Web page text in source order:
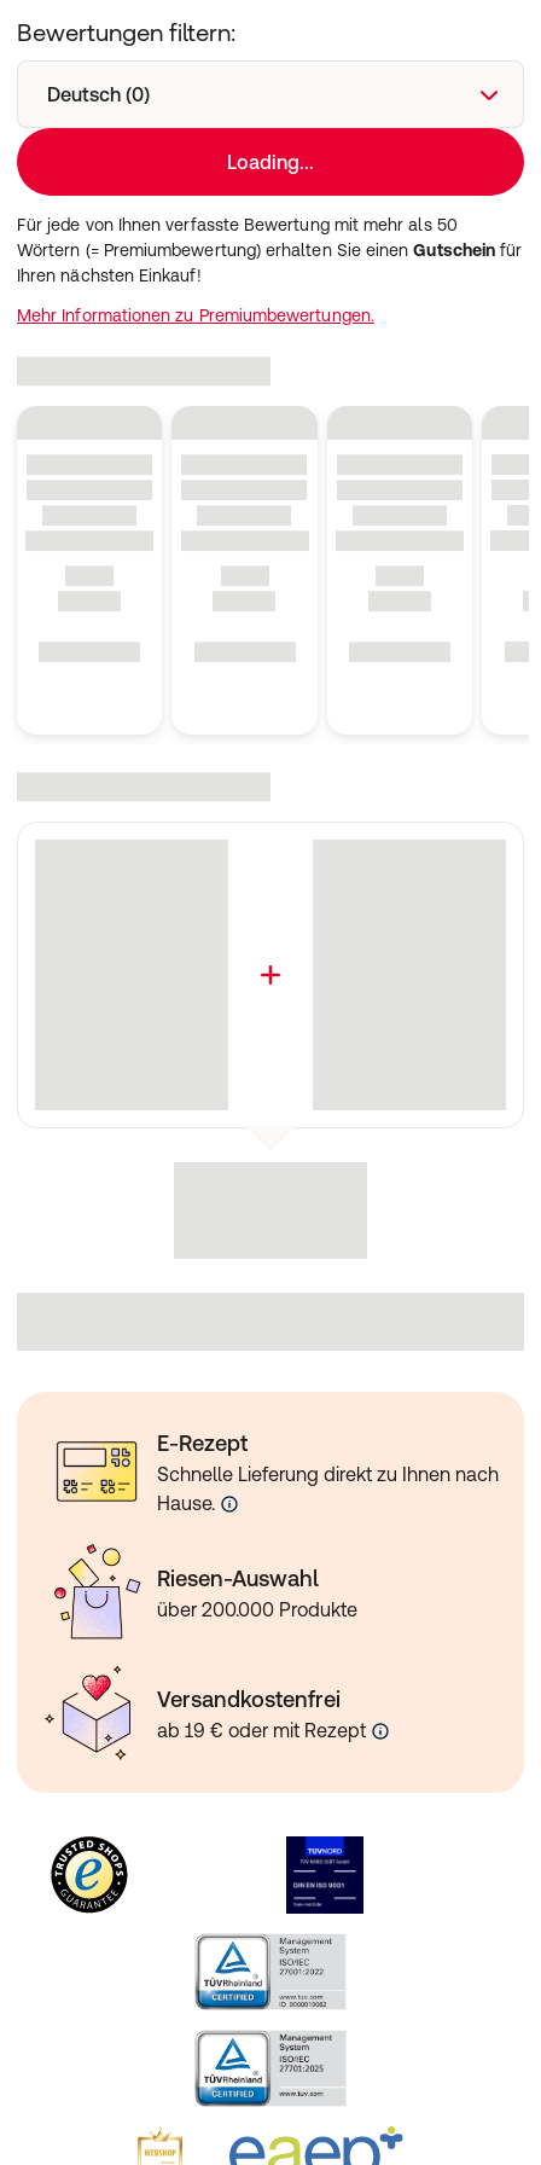
Bewertungen filtern:
Deutsch (0)
Loading...
Für jede von Ihnen verfasste Bewertung mit mehr als 50
Wörtern (= Premiumbewertung) erhalten Sie einenGutschein für
Ihren nächsten Einkauf!
Mehr Informationen zu Premiumbewertungen.
E-Rezept
Schnelle Lieferung direkt zu Ihnen nach
Hause.
Riesen-Auswahl
über 200.000 Produkte
Versandkostenfrei
ab 19 € oder mit Rezept